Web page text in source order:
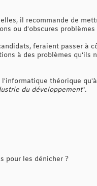
il recommande de
ou d'obscures
feraient passer à
à des problèmes qu'ils
théorique
du développement".
pour les dénicher ?